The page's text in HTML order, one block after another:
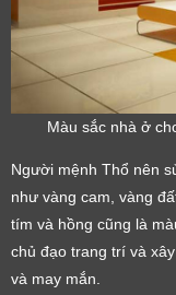
Màu sắc nhà ở
Người mệnh Thổ nên
như vàng cam, vàng
tím và hồng cũng là
chủ đạo trang trí và
và may mắn.